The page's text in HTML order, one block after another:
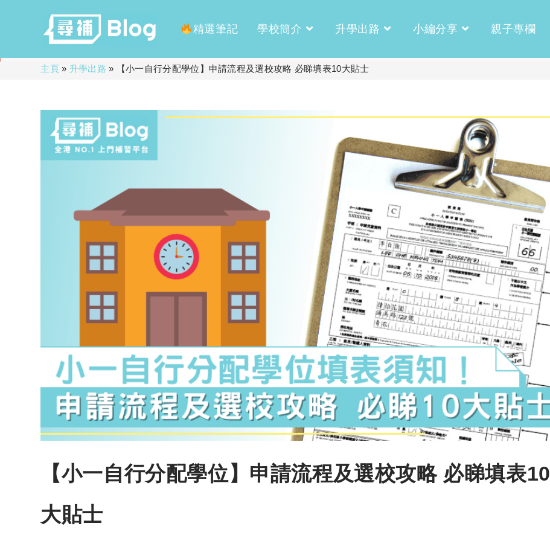
精選筆記 學校簡介 升學出路 小編分享 親子專欄
主頁» 升學出路 » 【小一自行分配學位】申請流程及選校攻略 必睇填表10大貼士
【小一自行分配學位】申請流程及選校攻略 必睇填表10
大貼士